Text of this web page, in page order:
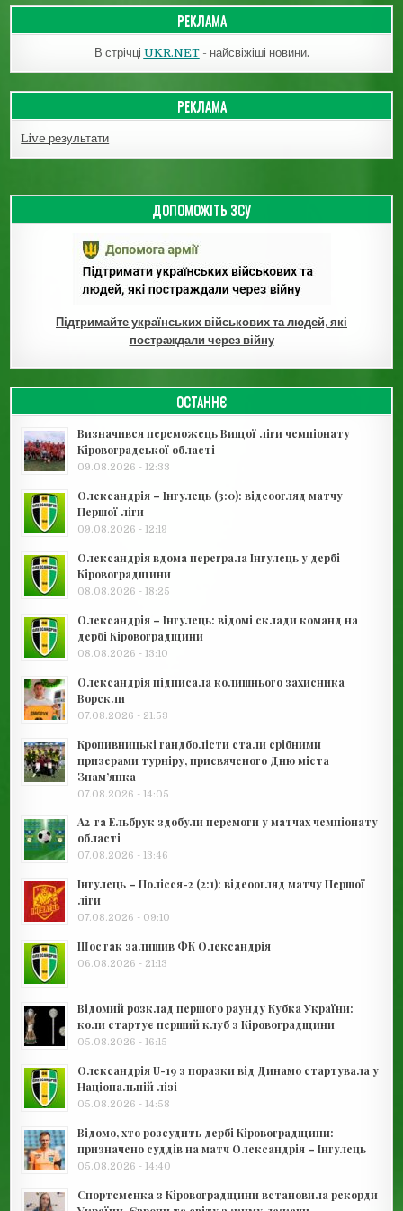
РЕКЛАМА
В стрічці UKR.NET- найсвіжіші новини.
РЕКЛАМА
Live результати
ДОПОМОЖІТЬ ЗСУ
Підтримайте українських військових та людей, які
постраждали через війну
ОСТАННЄ
Визначився переможець Вищої ліги чемпіонату
Кіровоградської області
09.08.2026 - 12:33
Олександрія – Інгулець (3:0): відеоогляд матчу
Першої ліги
09.08.2026 - 12:19
Олександрія вдома переграла Інгулець у дербі
Кіровоградщини
08.08.2026 - 18:25
Олександрія – Інгулець: відомі склади команд на
дербі Кіровоградщини
08.08.2026 - 13:10
Олександрія підписала колишнього захисника
Ворскли
07.08.2026 - 21:53
Кропивницькі гандболісти стали срібними
призерами турніру, присвяченого Дню міста
Знам’янка
07.08.2026 - 14:05
А2 та Ельбрук здобули перемоги у матчах чемпіонату
області
07.08.2026 - 13:46
Інгулець – Полісся-2 (2:1): відеоогляд матчу Першої
ліги
07.08.2026 - 09:10
Шостак залишив ФК Олександрія
06.08.2026 - 21:13
Відомий розклад першого раунду Кубка України:
коли стартує перший клуб з Кіровоградщини
05.08.2026 - 16:15
Олександрія U-19 з поразки від Динамо стартувала у
Національній лізі
05.08.2026 - 14:58
Відомо, хто розсудить дербі Кіровоградщини:
призначено суддів на матч Олександрія – Інгулець
05.08.2026 - 14:40
Спортсменка з Кіровоградщини встановила рекорди